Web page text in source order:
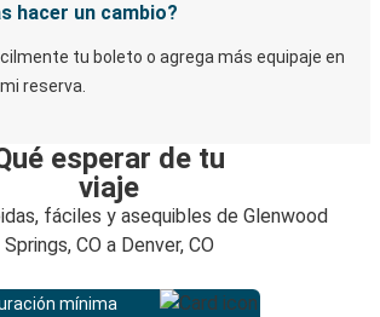
hacer un cambio?
tu boleto o agrega más equipaje en
reserva.
esperar de tu
viaje
fáciles y asequibles de Glenwood
Springs, CO a Denver, CO
mínima